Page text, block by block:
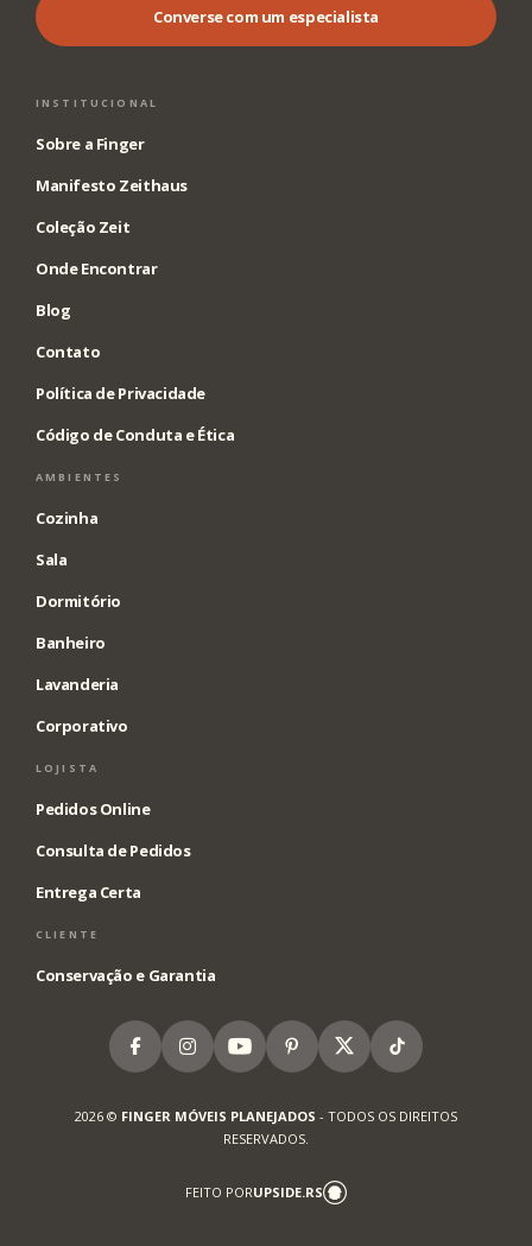
Converse com um especialista
INSTITUCIONAL
Sobre a Finger
Manifesto Zeithaus
Coleção Zeit
Onde Encontrar
Blog
Contato
Política de Privacidade
Código de Conduta e Ética
AMBIENTES
Cozinha
Sala
Dormitório
Banheiro
Lavanderia
Corporativo
LOJISTA
Pedidos Online
Consulta de Pedidos
Entrega Certa
CLIENTE
Conservação e Garantia
FacebookInstagramYoutubePinterest
X Tiktok
2026 © FINGER MÓVEIS PLANEJADOS - TODOS OS DIREITOS
RESERVADOS.
FEITO PORUPSIDE.RS